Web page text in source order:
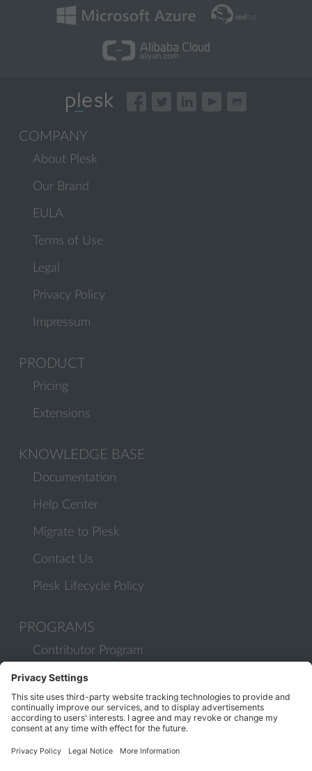
COMPANY
About Plesk
Our Brand
EULA
Terms of Use
Legal
Privacy Policy
Impressum
PRODUCT
Pricing
Extensions
KNOWLEDGE BASE
Documentation
Help Center
Migrate to Plesk
Contact Us
Plesk Lifecycle Policy
PROGRAMS
Contributor Program
Partner Program
COMMUNITY